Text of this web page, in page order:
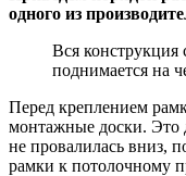
одного из
Вся
поднимается на
Перед креплением
монтажные доски. Это
не провалилась вниз,
рамки к потолочному